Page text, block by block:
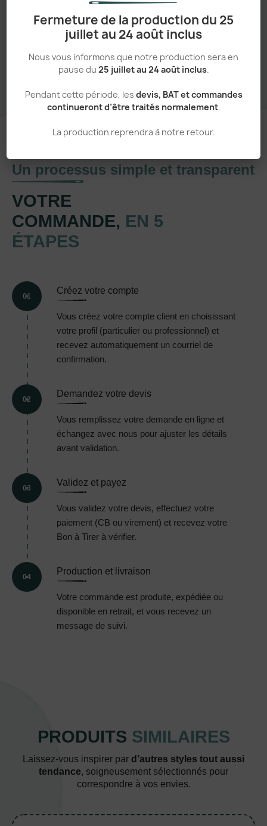
Fermeture de la production du 25
juillet au 24 août inclus
Nous vous informons que notre production sera en
pause du 25 juillet au 24 août inclus.
Pendant cette période, les devis, BAT et commandes
continueront d’être traités normalement.
La production reprendra à notre retour.
Un processus simple et transparent
VOTRE
COMMANDE, EN 5
ÉTAPES
01
Créez votre compte
Vous créez votre compte client en choisissant
votre profil (particulier ou professionnel) et
recevez automatiquement un courriel de
confirmation.
02
Demandez votre devis
Vous remplissez votre demande en ligne et
échangez avec nous pour ajuster les détails
avant validation.
03
Validez et payez
Vous validez votre devis, effectuez votre
paiement (CB ou virement) et recevez votre
Bon à Tirer à vérifier.
04
Production et livraison
Votre commande est produite, expédiée ou
disponible en retrait, et vous recevez un
message de suivi.
PRODUITS SIMILAIRES
Laissez-vous inspirer par d’autres styles tout aussi
tendance, soigneusement sélectionnés pour
correspondre à vos envies.